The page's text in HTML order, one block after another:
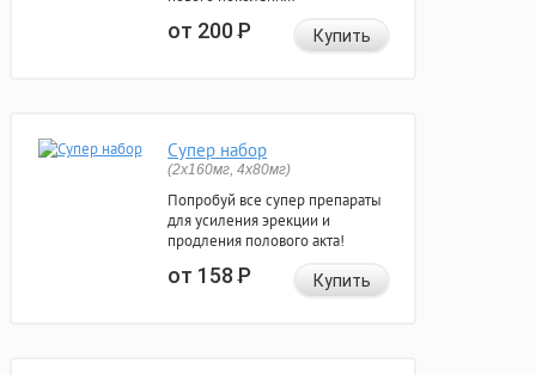
от 200Р Купить
Супер набор
(2х160мг, 4х80мг)
Попробуй все супер препараты
для усиления эрекции и
продления полового акта!
от 158Р Купить